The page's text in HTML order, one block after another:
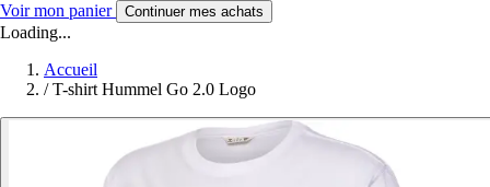
Voir mon panier Continuer mes achats
Loading...
Accueil
/ T-shirt Hummel Go 2.0 Logo